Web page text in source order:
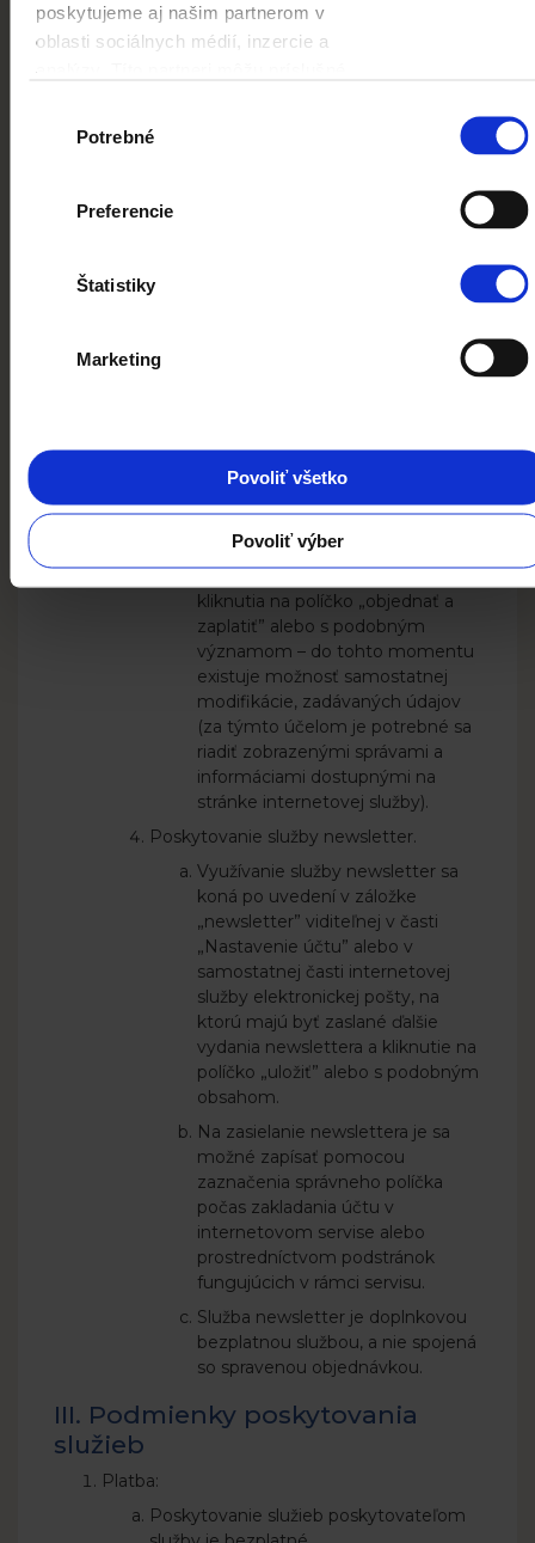
poskytujeme aj našim partnerom v
oblasti sociálnych médií, inzercie a
analýzy. Títo partneri môžu príslušné
údajmi, ktoré ste im poskytli alebo ktoré
súhlasuPotrebné
Preferencie
Štatistiky
Marketing
Povoliť všetko
Povoliť výber
v uvedení údajov požadovaných
vo formulári, ktoré umožňujú
uvedenie názvu firmy a čísla DIČ
znemožňuje neskoršie vystavenie
zo strany predávajúceho faktúry
DPH, týkajúcej sa tejto
objednávky),
Vytvorenie objednávky pomocou
kliknutia na políčko „objednať a
zaplatiť” alebo s podobným
významom – do tohto momentu
existuje možnosť samostatnej
modifikácie, zadávaných údajov
(za týmto účelom je potrebné sa
riadiť zobrazenými správami a
informáciami dostupnými na
stránke internetovej služby).
Poskytovanie služby newsletter.
Využívanie služby newsletter sa
koná po uvedení v záložke
„newsletter” viditeľnej v časti
„Nastavenie účtu” alebo v
samostatnej časti internetovej
služby elektronickej pošty, na
ktorú majú byť zaslané ďalšie
vydania newslettera a kliknutie na
políčko „uložiť” alebo s podobným
obsahom.
Na zasielanie newslettera je sa
možné zapísať pomocou
zaznačenia správneho políčka
počas zakladania účtu v
internetovom servise alebo
prostredníctvom podstránok
fungujúcich v rámci servisu.
Služba newsletter je doplnkovou
bezplatnou službou, a nie spojená
so spravenou objednávkou.
III. Podmienky poskytovania
služieb
Platba:
Poskytovanie služieb poskytovateľom